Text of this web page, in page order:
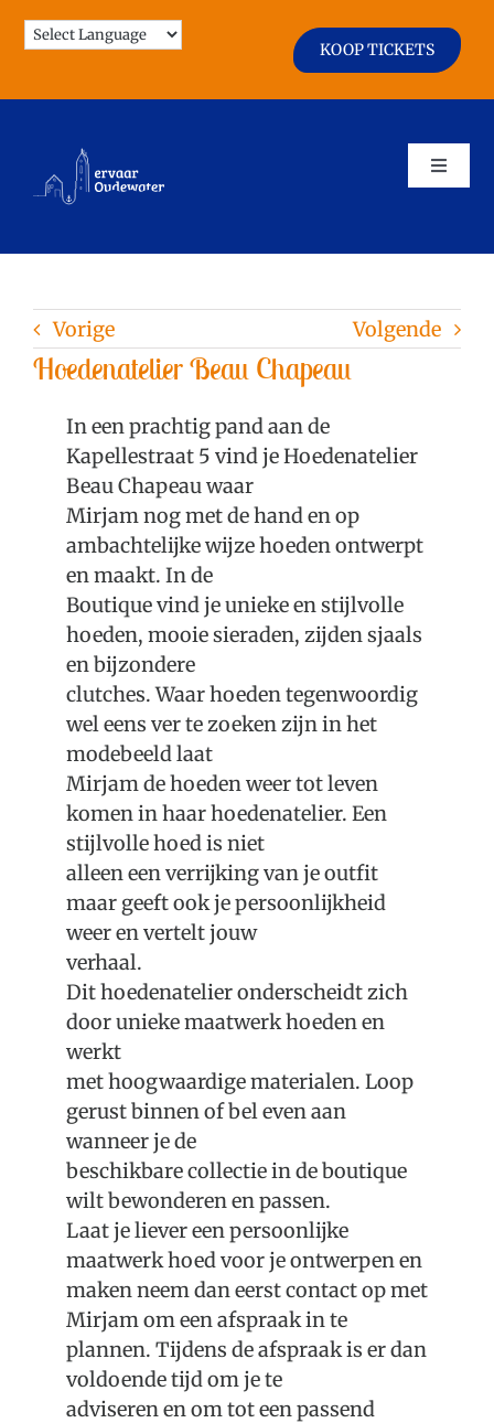
naar
KOOP TICKETS
Toggle
Zien & Doen
Horeca & Winkels
Over Oudewater
Plan je bezoek
Vorige Volgende
Hoedenatelier Beau Chapeau
In een prachtig pand aan de
Kapellestraat 5 vind je Hoedenatelier
Beau Chapeau waar
Mirjam nog met de hand en op
ambachtelijke wijze hoeden ontwerpt
en maakt. In de
Boutique vind je unieke en stijlvolle
hoeden, mooie sieraden, zijden sjaals
en bijzondere
clutches. Waar hoeden tegenwoordig
wel eens ver te zoeken zijn in het
modebeeld laat
Mirjam de hoeden weer tot leven
komen in haar hoedenatelier. Een
stijlvolle hoed is niet
alleen een verrijking van je outfit
maar geeft ook je persoonlijkheid
weer en vertelt jouw
verhaal.
Dit hoedenatelier onderscheidt zich
door unieke maatwerk hoeden en
werkt
met hoogwaardige materialen. Loop
gerust binnen of bel even aan
wanneer je de
beschikbare collectie in de boutique
wilt bewonderen en passen.
Laat je liever een persoonlijke
maatwerk hoed voor je ontwerpen en
maken neem dan eerst contact op met
Mirjam om een afspraak in te
plannen. Tijdens de afspraak is er dan
voldoende tijd om je te
adviseren en om tot een passend